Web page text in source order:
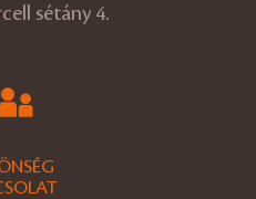
sétány 4.